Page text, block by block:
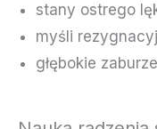
stany ostrego
myśli
głębokie